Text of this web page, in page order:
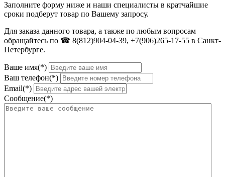
Заполните форму ниже и наши специалисты в кратчайшие
сроки подберут товар по Вашему запросу.
Для заказа данного товара, а также по любым вопросам
обращайтесь по ☎ 8(812)904-04-39, +7(906)265-17-55 в Санкт-
Петербурге.
Ваше имя(*)
Ваш телефон(*)
Email(*)
Сообщение(*)